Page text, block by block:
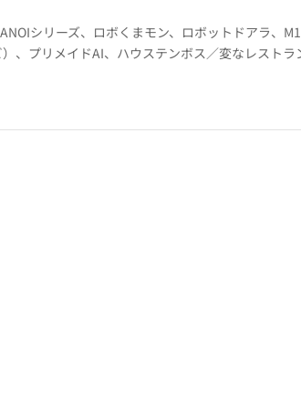
シリーズ、ロボくまモン、ロボットドアラ、
、プリメイドAI、ハウステンボス／変なレスト